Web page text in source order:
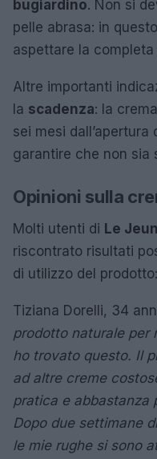
bugiardino. Non si
pelle abrasa: in
aspettare la
Altre importanti
la scadenza: la
sei mesi dall’apertura
garantire che non sia
Opinioni sulla
Molti utenti di Le
riscontrato risultati
di utilizzo del prodotto:
Tiziana Dorelli, 34
prodotto naturale per
ho trovato questo. Il
ad altre creme
pratica e abbastanza
Dopo due settimane
le mie rughe si sono